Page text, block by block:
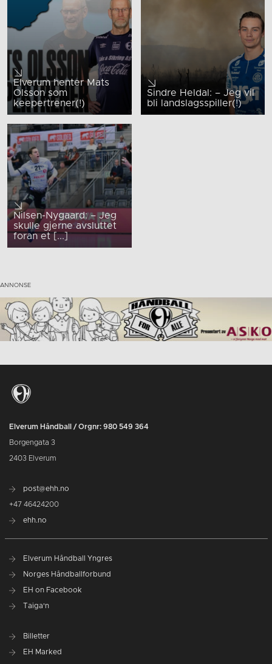
Elverum henter Mats
Olsson som
keepertrener(!)
Sindre Heldal: – Jeg vil
bli landslagsspiller(!)
Nilsen-Nygaard: – Jeg
skulle gjerne avsluttet
foran et [...]
Elverum Håndball / Orgnr: 980 549 364
Borgengata 3
2403 Elverum
post@ehh.no
+47 46424200
ehh.no
Elverum Håndball Yngres
Norges Håndballforbund
EH on Facebook
Taiga'n
Billetter
EH Marked